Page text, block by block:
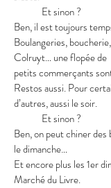
Et sinon ?
Ben, il est toujours
Boulangeries,
Colruyt… une flopée de
petits commerçants
Restos aussi. Pour
d’autres, aussi le soir.
Et sinon ?
Ben, on peut chiner
le dimanche…
Et encore plus les 1er
Marché du Livre.